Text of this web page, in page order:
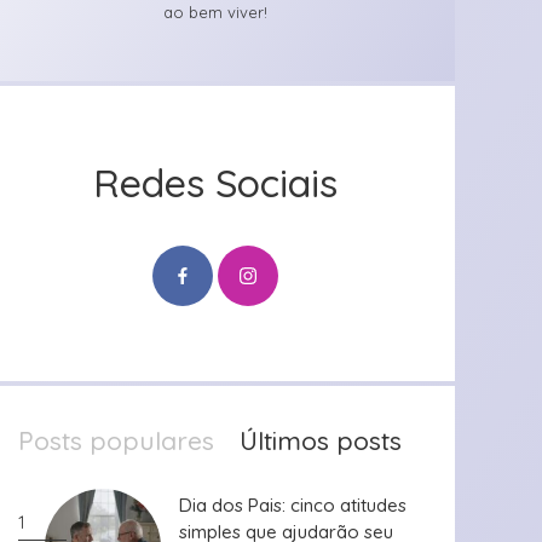
ao bem viver!
Redes Sociais
Posts populares Últimos posts
1
Dia dos Pais: cinco atitudes
simples que ajudarão seu
Dia dos Pais: cinco atitudes
simples que ajudarão seu